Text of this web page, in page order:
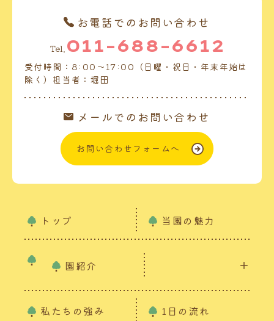
お電話でのお問い合わせ
Tel. 011-688-6612
受付時間：8:00～17:00（日曜・祝日・年末年始は
除く）担当者：堀田
メールでのお問い合わせ
お問い合わせフォームへ
トップ 当園の魅力
園紹介
私たちの強み 1日の流れ